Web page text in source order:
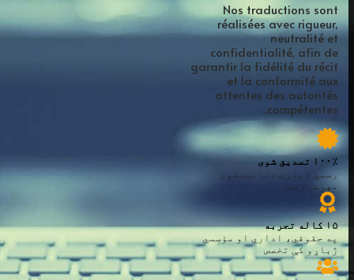
Nos traductions sont
réalisées avec rigueur,
neutralité et
confidentialité, afin de
garantir la fidélité du récit
et la conformité aux
attentes des autorités
compétentes.
۱۰۰٪ تصدیق شوی
رسمي ژباړې دتائیدشوی
مهرسره سم
۱۵ کاله تجربه
په حقوقي، اداري او مؤسسي
ژباړو کې تخصص